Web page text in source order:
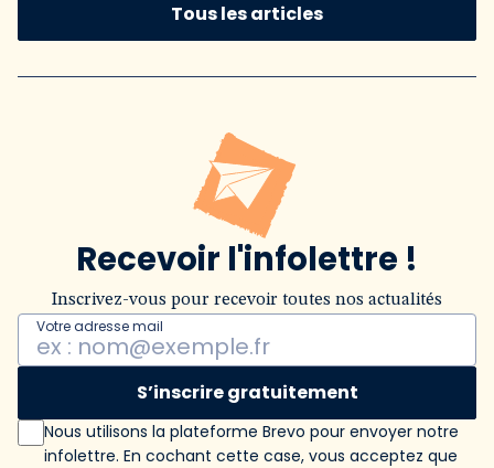
Tous les articles
Recevoir l'infolettre !
Inscrivez-vous pour recevoir toutes nos actualités
Votre adresse mail
S’inscrire gratuitement
Nous utilisons la plateforme Brevo pour envoyer notre
infolettre. En cochant cette case, vous acceptez que